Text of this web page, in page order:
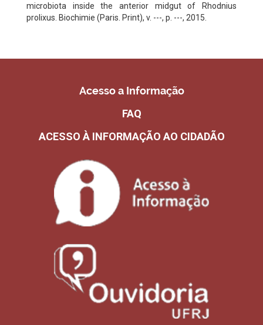
microbiota inside the anterior midgut of Rhodnius
prolixus. Biochimie (Paris. Print), v. ---, p. ---, 2015.
Acesso a Informação
FAQ
ACESSO À INFORMAÇÃO AO CIDADÃO